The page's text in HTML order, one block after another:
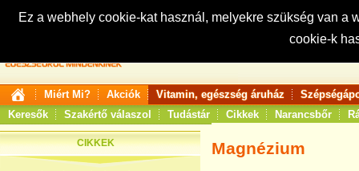
Ez a webhely cookie-kat használ, melyekre szükség van
cookie-k
Keresés:
Miért Mi? Akciók Vitamin, egészség áruház
Keresők
Szakértő válaszol Tudástár Cikkek Narancsbőr
CIKKEK Magnézium